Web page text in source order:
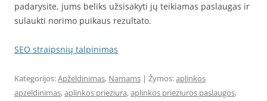
padarysite, jums beliks užsisakyti jų teikiamas paslaugas ir
sulaukti norimo puikaus rezultato.
SEO straipsnių talpinimas
Kategorijos:Apželdinimas, Namams | Žymos:aplinkos
apzeldinimas,aplinkos prieziura,aplinkos prieziuros paslaugos,